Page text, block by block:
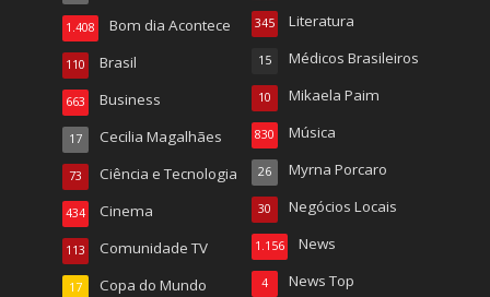
Bom dia Acontece
1.408
Brasil
110
Business
663
Cecilia Magalhães
17
Ciência e Tecnologia
73
Cinema
434
Comunidade TV
113
Copa do Mundo
17
Literatura
345
Médicos Brasileiros
15
Mikaela Paim
10
Música
830
Myrna Porcaro
26
Negócios Locais
30
News
1.156
News Top
4